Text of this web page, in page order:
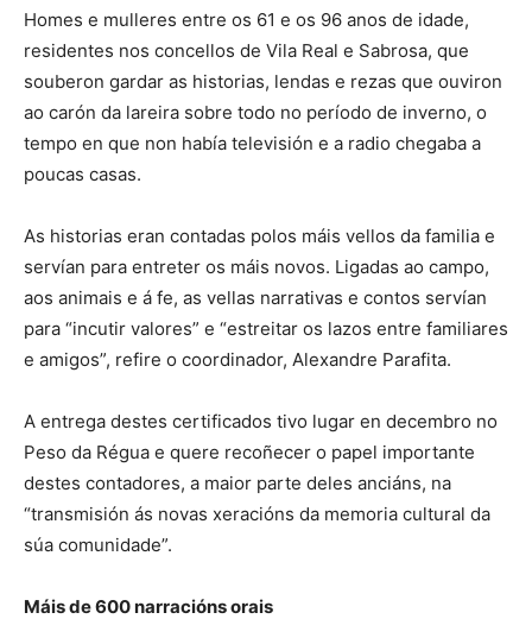
Homes e mulleres entre os 61 e os 96 anos de idade,
residentes nos concellos de Vila Real e Sabrosa, que
souberon gardar as historias, lendas e rezas que ouviron
ao carón da lareira sobre todo no período de inverno, o
tempo en que non había televisión e a radio chegaba a
poucas casas.
As historias eran contadas polos máis vellos da familia e
servían para entreter os máis novos. Ligadas ao campo,
aos animais e á fe, as vellas narrativas e contos servían
para “incutir valores” e “estreitar os lazos entre familiares
e amigos”, refire o coordinador, Alexandre Parafita.
A entrega destes certificados tivo lugar en decembro no
Peso da Régua e quere recoñecer o papel importante
destes contadores, a maior parte deles anciáns, na
“transmisión ás novas xeracións da memoria cultural da
súa comunidade”.
Máis de 600 narracións orais